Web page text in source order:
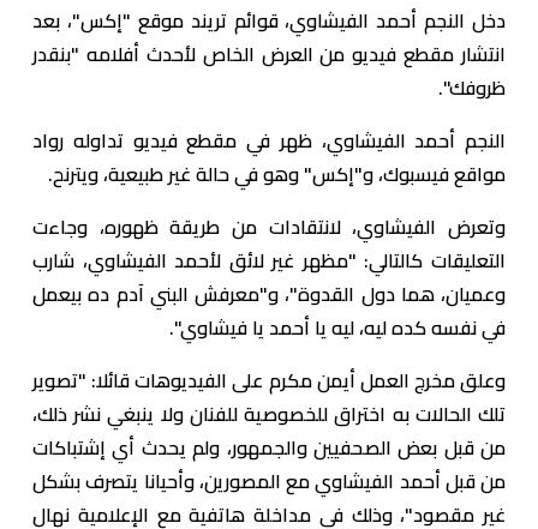
دخل النجم أحمد الفيشاوي، قوائم تريند موقع "إكس"، بعد
انتشار مقطع فيديو من العرض الخاص لأحدث أفلامه "بنقدر
ظروفك".
النجم أحمد الفيشاوي، ظهر في مقطع فيديو تداوله رواد
مواقع فيسبوك، و"إكس" وهو في حالة غير طبيعية، ويترنح.
وتعرض الفيشاوي، لانتقادات من طريقة ظهوره، وجاءت
التعليقات كالتالي: "مظهر غير لائق لأحمد الفيشاوي، شارب
وعميان، هما دول القدوة"، و"معرفش البني آدم ده بيعمل
في نفسه كده ليه، ليه يا أحمد يا فيشاوي".
وعلق مخرج العمل أيمن مكرم على الفيديوهات قائلا: "تصوير
تلك الحالات به اختراق للخصوصية للفنان ولا ينبغي نشر ذلك،
من قبل بعض الصحفيين والجمهور، ولم يحدث أي إشتباكات
من قبل أحمد الفيشاوي مع المصورين، وأحيانا يتصرف بشكل
غير مقصود"، وذلك في مداخلة هاتفية مع الإعلامية نهال